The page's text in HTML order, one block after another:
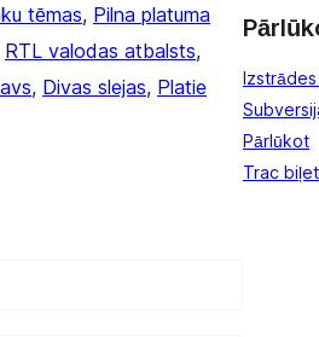
tēmas, Pilna platuma
RTL valodas atbalsts
, Divas slejas, Platie
Izstrādes
Pārlūkot
Trac